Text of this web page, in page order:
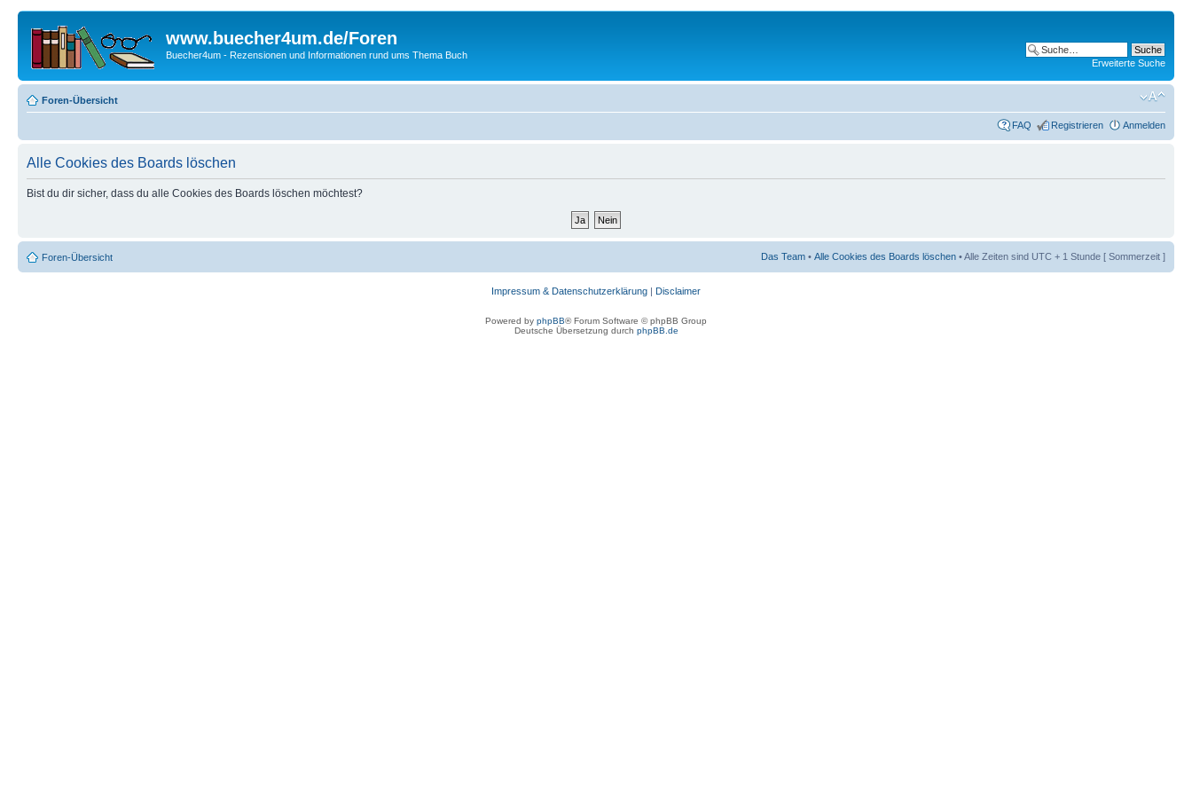
www.buecher4um.de/Foren
Buecher4um - Rezensionen und Informationen rund ums Thema Buch
Erweiterte Suche
Foren-Übersicht
FAQ Registrieren Anmelden
Alle Cookies des Boards löschen
Bist du dir sicher, dass du alle Cookies des Boards löschen möchtest?
Foren-Übersicht Das Team • Alle Cookies des Boards löschen • Alle Zeiten sind UTC + 1 Stunde [ Sommerzeit ]
Impressum & Datenschutzerklärung | Disclaimer
Powered by phpBB® Forum Software © phpBB Group
Deutsche Übersetzung durch phpBB.de